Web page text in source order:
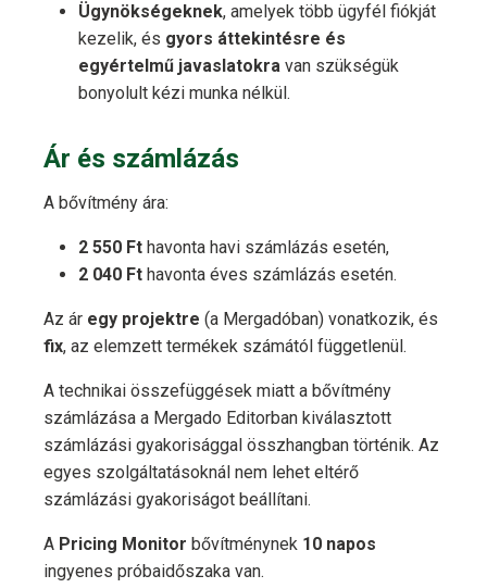
Ügynökségeknek, amelyek több ügyfél fiókját
kezelik, és gyors áttekintésre és
egyértelmű javaslatokra van szükségük
bonyolult kézi munka nélkül.
Ár és számlázás
A bővítmény ára:
2 550 Ft havonta havi számlázás esetén,
2 040 Ft havonta éves számlázás esetén.
Az ár egy projektre (a Mergadóban) vonatkozik, és
fix, az elemzett termékek számától függetlenül.
A technikai összefüggések miatt a bővítmény
számlázása a Mergado Editorban kiválasztott
számlázási gyakorisággal összhangban történik. Az
egyes szolgáltatásoknál nem lehet eltérő
számlázási gyakoriságot beállítani.
A Pricing Monitor bővítménynek 10 napos
ingyenes próbaidőszaka van.